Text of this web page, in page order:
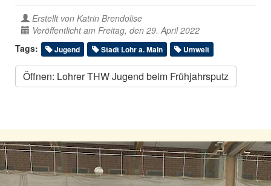
Erstellt von Katrin Brendolise
Veröffentlicht am Freitag, den 29. April 2022
Tags:
Jugend Stadt Lohr a. Main Umwelt
Öffnen: Lohrer THW Jugend beim Frühjahrsputz